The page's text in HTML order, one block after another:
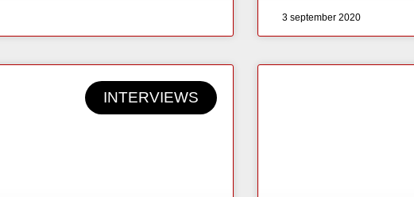
3 september 2020
INTERVIEWS